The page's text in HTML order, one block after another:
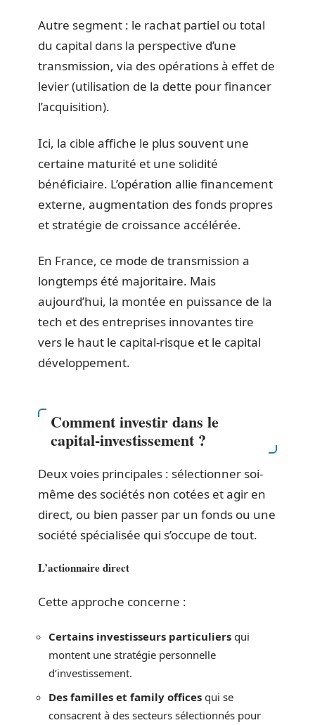
Autre segment : le rachat partiel ou total
du capital dans la perspective d’une
transmission, via des opérations à effet de
levier (utilisation de la dette pour financer
l’acquisition).
Ici, la cible affiche le plus souvent une
certaine maturité et une solidité
bénéficiaire. L’opération allie financement
externe, augmentation des fonds propres
et stratégie de croissance accélérée.
En France, ce mode de transmission a
longtemps été majoritaire. Mais
aujourd’hui, la montée en puissance de la
tech et des entreprises innovantes tire
vers le haut le capital-risque et le capital
développement.
Comment investir dans le
capital-investissement ?
Deux voies principales : sélectionner soi-
même des sociétés non cotées et agir en
direct, ou bien passer par un fonds ou une
société spécialisée qui s’occupe de tout.
L’actionnaire direct
Cette approche concerne :
Certains investisseurs particuliers qui
montent une stratégie personnelle
d’investissement.
Des familles et family offices qui se
consacrent à des secteurs sélectionnés pour